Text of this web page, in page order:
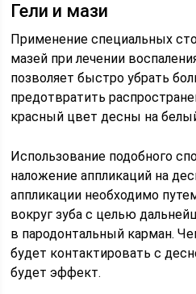
Гели и мази
Применение специальных
мазей при лечении
позволяет быстро убрать
предотвратить
красный цвет десны на
Использование подобного
наложение аппликаций на
аппликации необходимо
вокруг зуба с целью
в пародонтальный карман.
будет контактировать с
будет эффект.